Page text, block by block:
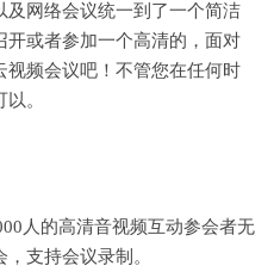
及网络会议统一到了一个简洁
或者参加一个高清的，面对
频会议吧！不管您在任何时
。
人的高清音视频互动参会者无
支持会议录制。